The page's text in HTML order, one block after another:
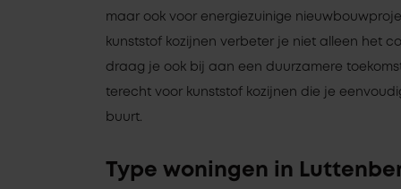
maar ook voor energiezuinige
kunststof kozijnen verbeter je niet alleen het
draag je ook bij aan een duurzamere
terecht voor kunststof kozijnen die je
buurt.
Type woningen in